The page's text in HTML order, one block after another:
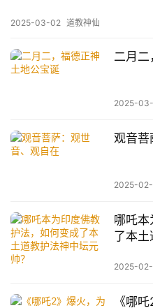
2025-03-02 道教神仙
二月
2025-
观音菩
2025-
哪吒
了本土
2025-
《哪